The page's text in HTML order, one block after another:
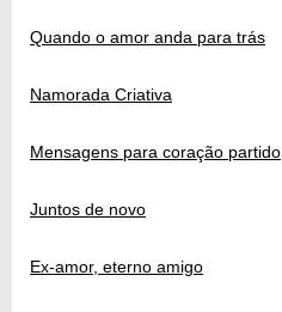
Quando o amor anda para trás
Namorada Criativa
Mensagens para coração partido
Juntos de novo
Ex-amor, eterno amigo